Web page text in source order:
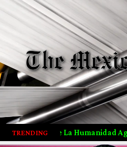
TRENDINGAgotó Los Recursos